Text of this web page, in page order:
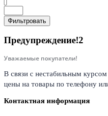
Фильтровать
Предупреждение!2
Уважаемые покупатели!
В связи с нестабильным
цены на товары по телефону
Контактная информация